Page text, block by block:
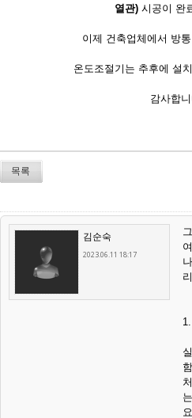
열관)시공이 완
이제 건축업체에서 방
온도조절기는 추후에 설
감사합
목록
김순숙
2023.06.11 18:17